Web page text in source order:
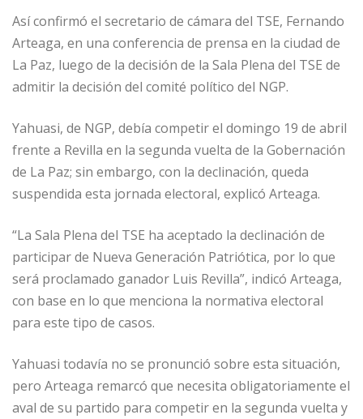
Así confirmó el secretario de cámara del TSE, Fernando
Arteaga, en una conferencia de prensa en la ciudad de
La Paz, luego de la decisión de la Sala Plena del TSE de
admitir la decisión del comité político del NGP.
Yahuasi, de NGP, debía competir el domingo 19 de abril
frente a Revilla en la segunda vuelta de la Gobernación
de La Paz; sin embargo, con la declinación, queda
suspendida esta jornada electoral, explicó Arteaga.
“La Sala Plena del TSE ha aceptado la declinación de
participar de Nueva Generación Patriótica, por lo que
será proclamado ganador Luis Revilla”, indicó Arteaga,
con base en lo que menciona la normativa electoral
para este tipo de casos.
Yahuasi todavía no se pronunció sobre esta situación,
pero Arteaga remarcó que necesita obligatoriamente el
aval de su partido para competir en la segunda vuelta y